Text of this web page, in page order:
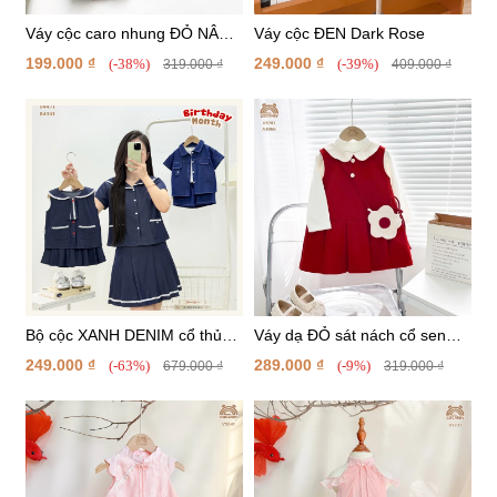
Váy cộc caro nhung ĐỎ NÂU
sát nách thêu hoa
199.000 ₫ (-38%) 319.000 ₫
Váy cộc ĐEN Dark Rose
249.000 ₫
(-39%) 409.000 ₫
Bộ cộc XANH DENIM cổ thủy
thủ + chân váy NỮ
249.000 ₫ (-63%) 679.000 ₫
Váy dạ ĐỎ sát nách cổ sen
cúc bọc + túi
289.000 ₫ (-9%) 319.000 ₫